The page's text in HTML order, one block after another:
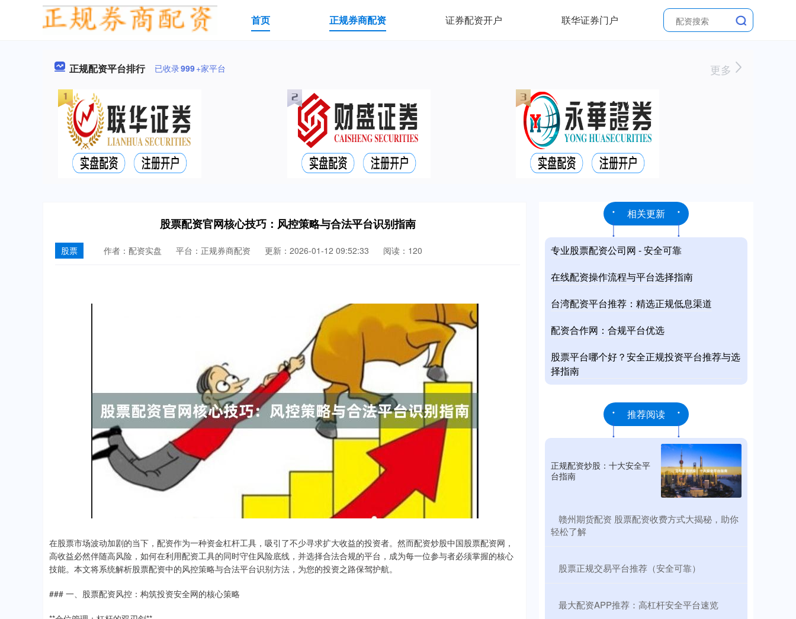
首页 正规券商配资 证券配资开户 联华证券门户
正规配资平台排行 已收录999+家平台 更多
股票配资官网核心技巧：风控策略与合法平台识别指南
股票 作者：配资实盘 平台：正规券商配资 更新：2026-01-12 09:52:33 阅读：120
在股票市场波动加剧的当下，配资作为一种资金杠杆工具，吸引了不少寻求扩大收益的投资者。然而配资炒股中国股票配资网，
高收益必然伴随高风险，如何在利用配资工具的同时守住风险底线，并选择合法合规的平台，成为每一位参与者必须掌握的核心
技能。本文将系统解析股票配资中的风控策略与合法平台识别方法，为您的投资之路保驾护航。
### 一、股票配资风控：构筑投资安全网的核心策略
相关更新
专业股票配资公司网 - 安全可靠
在线配资操作流程与平台选择指南
台湾配资平台推荐：精选正规低息渠道
配资合作网：合规平台优选
股票平台哪个好？安全正规投资平台推荐与选
择指南
推荐阅读
正规配资炒股：十大安全平
台指南
​赣州期货配资 股票配资收费方式大揭秘，助你
轻松了解
​股票正规交易平台推荐（安全可靠）
​最大配资APP推荐：高杠杆安全平台速览